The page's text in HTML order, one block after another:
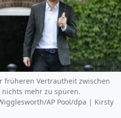
früheren Vertrautheit zwischen
mehr zu spüren.
AP Pool/dpa | Kirsty